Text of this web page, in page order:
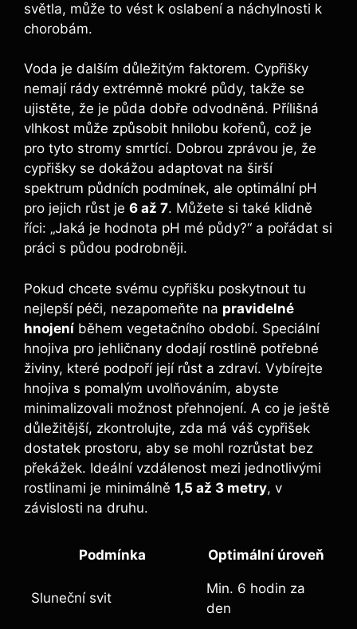
světla, může to vést k oslabení a náchylnosti k
chorobám.
Voda je dalším důležitým faktorem. Cypřišky
nemají rády extrémně mokré půdy, takže se
ujistěte, že je půda dobře odvodněná. Přílišná
vlhkost může způsobit hnilobu kořenů, což je
pro tyto stromy smrtící. Dobrou zprávou je, že
cypřišky se dokážou adaptovat na širší
spektrum půdních podmínek, ale optimální pH
pro jejich růst je 6 až 7. Můžete si také klidně
říci: „Jaká je hodnota pH mé půdy?“ a pořádat si
práci s půdou podrobněji.
Pokud chcete svému cypřišku poskytnout tu
nejlepší péči, nezapomeňte na pravidelné
hnojení během vegetačního období. Speciální
hnojiva pro jehličnany dodají rostlině potřebné
živiny, které podpoří její růst a zdraví. Vybírejte
hnojiva s pomalým uvolňováním, abyste
minimalizovali možnost přehnojení. A co je ještě
důležitější, zkontrolujte, zda má váš cypřišek
dostatek prostoru, aby se mohl rozrůstat bez
překážek. Ideální vzdálenost mezi jednotlivými
rostlinami je minimálně 1,5 až 3 metry, v
závislosti na druhu.
Podmínka Optimální úroveň
Sluneční svit
Min. 6 hodin za
den